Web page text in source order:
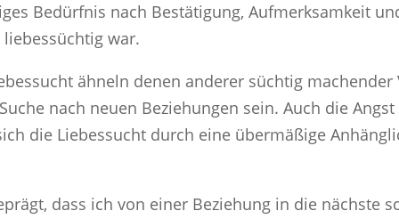
Bedürfnis nach Bestätigung, Aufmerksamkeit
war.
ähneln denen anderer süchtig
nach neuen Beziehungen sein. Auch die
die Liebessucht durch eine übermäßige
dass ich von einer Beziehung in die nächste